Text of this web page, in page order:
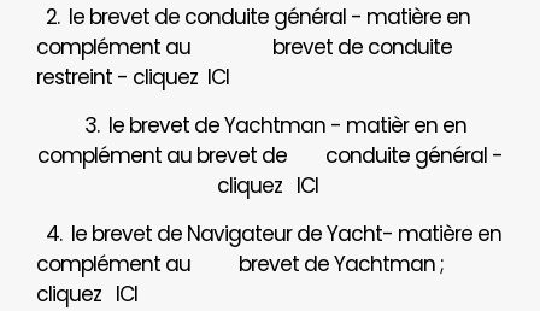
2. le brevet de conduite général - matière en
complément au brevet de conduite
restreint - cliquez ICI
3. le brevet de Yachtman - matièr en en
complément au brevet de
conduite général -
cliquez ICI
4. le brevet de Navigateur de Yacht- matière en
complément au brevet de Yachtman ;
cliquez ICI